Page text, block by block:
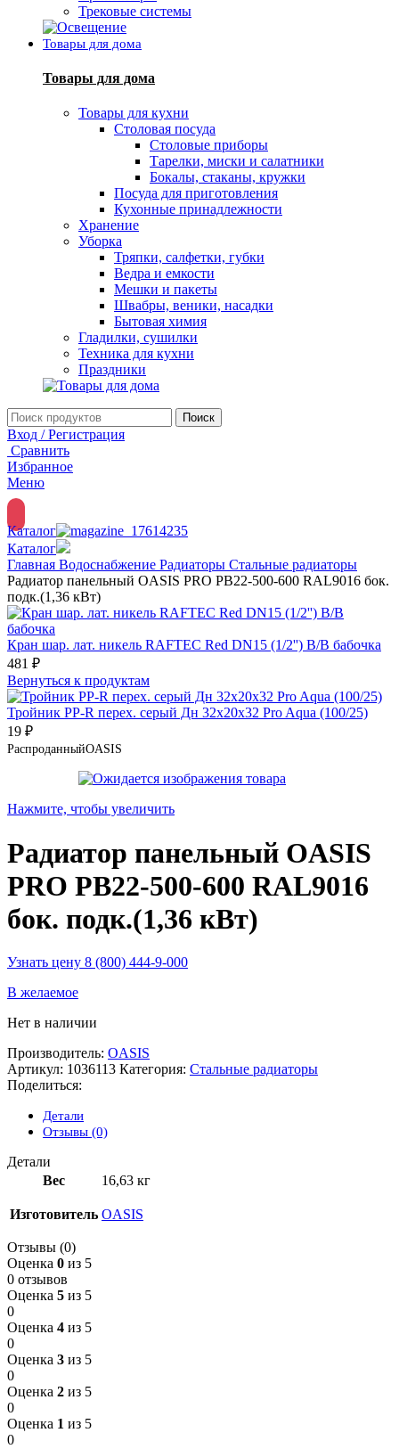
Трековые системы
Товары для дома
Товары для дома
Товары для кухни
Столовая посуда
Столовые приборы
Тарелки, миски и салатники
Бокалы, стаканы, кружки
Посуда для приготовления
Кухонные принадлежности
Хранение
Уборка
Тряпки, салфетки, губки
Ведра и емкости
Мешки и пакеты
Швабры, веники, насадки
Бытовая химия
Гладилки, сушилки
Техника для кухни
Праздники
Поиск
Вход / Регистрация
Сравнить
Избранное
Меню
Каталог
Каталог
Главная Водоснабжение Радиаторы Стальные радиаторы
Радиатор панельный OASIS PRO PB22-500-600 RAL9016 бок.
подк.(1,36 кВт)
Кран шар. лат. никель RAFTEC Red DN15 (1/2'') В/В бабочка
481 ₽
Вернуться к продуктам
Тройник PP-R перех. серый Дн 32х20х32 Pro Aqua (100/25)
19 ₽
РаспроданныйOASIS
Нажмите, чтобы увеличить
Радиатор панельный OASIS
PRO PB22-500-600 RAL9016
бок. подк.(1,36 кВт)
Узнать цену 8 (800) 444-9-000
В желаемое
Нет в наличии
Производитель: OASIS
Артикул: 1036113 Категория: Стальные радиаторы
Поделиться:
Детали
Отзывы (0)
Детали
Вес
16,63 кг
Изготовитель OASIS
Отзывы (0)
Оценка 0 из 5
0 отзывов
Оценка 5 из 5
0
Оценка 4 из 5
0
Оценка 3 из 5
0
Оценка 2 из 5
0
Оценка 1 из 5
0